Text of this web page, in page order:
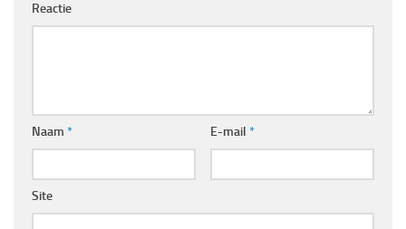
Reactie
Naam * E-mail *
Site